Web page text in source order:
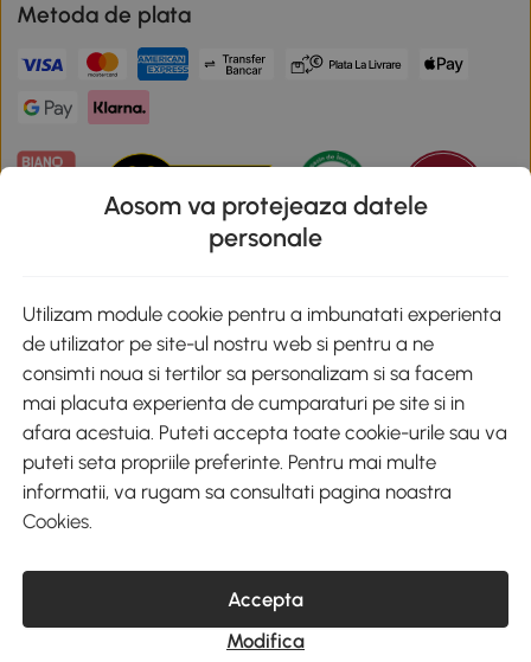
Metoda de plata
Descarca aplicatia Aosom
Google Play
+40 312294730 clienti@aosom.ro
Romania, Bucureşti Sectorul 2, Str. Barbu Paris Mumuleanu, Nr. 30-
CUI: 49266464
COD CAEN: 4755
Reg. Com. J2023023738408
Capital Social 200
Aosom va protejeaza datele
personale
Utilizam module cookie pentru a imbunatati experienta
de utilizator pe site-ul nostru web si pentru a ne
consimti noua si tertilor sa personalizam si sa facem
mai placuta experienta de cumparaturi pe site si in
afara acestuia. Puteti accepta toate cookie-urile sau va
puteti seta propriile preferinte. Pentru mai multe
informatii, va rugam sa consultati pagina noastra
Cookies.
Accepta
Modifica